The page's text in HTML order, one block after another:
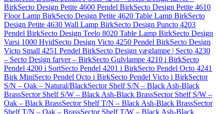
BirkSecto Design Petite 4600 Pendel BirkSecto Design Petite 4610
Floor Lamp BirkSecto Design Petite 4620 Table Lamp BirkSecto
Design Petite 4630 Wall Lamp BirkSecto Design Puncto 4203
Pendel BirkSecto Design Teelo 8020 Table Lamp BirkSecto Design
Varsi 1000 HvidSecto Design Victo 4250 Pendel BirkSecto Design
Victo Small 4251 Pendel BirkSecto Design væglampe | Secto 4230
– Secto Design farver – BirkSecto Gulvlampe 4210 i BirkSecto
Pendel 4200 i SortSecto Pendel 4201 i BirkSecto Pendel Octo 4241
Birk MiniSecto Pendel Octo i BirkSecto Pendel Victo i BirkSector
S/N – Oak – Natural/BlackSector Shelf S/N – Black Ash-Black
BrassSector Shelf S/W – Black Ash-Black BrassSector Shelf S/W –
Oak – Black BrassSector Shelf T/N – Black Ash-Black BrassSector
Shelf T/N – Oak – BrassSector Shelf T/W – Black Ash-Black